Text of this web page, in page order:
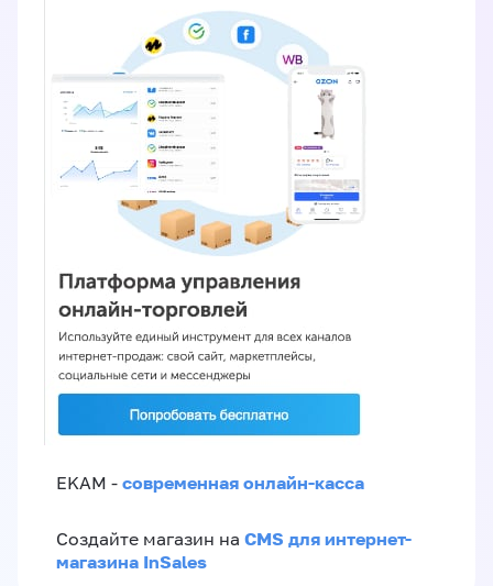
EKAM - современная онлайн-касса
Создайте магазин на CMS для интернет-
магазина InSales